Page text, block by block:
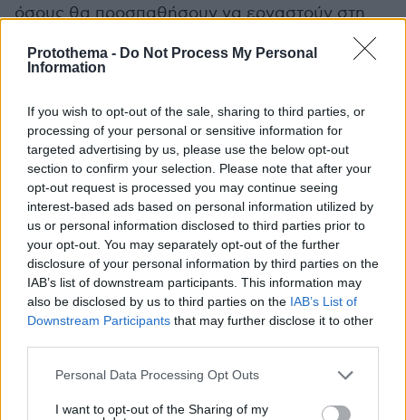
Protothema - Do Not Process My Personal
Information
If you wish to opt-out of the sale, sharing to third parties, or
processing of your personal or sensitive information for
targeted advertising by us, please use the below opt-out
section to confirm your selection. Please note that after your
opt-out request is processed you may continue seeing
interest-based ads based on personal information utilized by
us or personal information disclosed to third parties prior to
your opt-out. You may separately opt-out of the further
disclosure of your personal information by third parties on the
IAB’s list of downstream participants. This information may
also be disclosed by us to third parties on the IAB’s List of
Downstream Participants that may further disclose it to other
Please note that this website/app uses one or more Google
not limited to your visit or usage behaviour. You may click to
Personal Data Processing Opt Outs
I want to opt-out of the Sharing of my
όσους θα προσπαθήσουν να εργαστούν στη
Βρετανία από το 2021 και μετά. Σε περίπτωση
που κάποιος δεν διαθέτει το περίφημο pre
προσωρινής παραμονής, η μετανάστευση
μετατρέπεται σε ηράκλειο άθλο, επειδή θα
υπόκειται στη νέα μεταναστευτική πολιτική του
Λονδίνου. Αυτή προβλέπει ένα point system για
τους μετανάστες, αντίστοιχο με αυτό της
Αυστραλίας. Οι ενδιαφερόμενοι
μοριοδοτούνται με βάση τις δεξιότητες, τις
γνώσεις, τις σπουδές και την εμπειρία τους.
Αυτό σημαίνει ότι η στρόφιγγα των ευκαιριών
κλείνει, ειδικά για τους ανειδίκευτους εργάτες,
ενώ περιορίζονται οι ευκαιρίες και για τους
υπόλοιπους. Στους χαμηλής ειδίκευσης
να εξασφαλίσουν βίζα, ενδέχεται να